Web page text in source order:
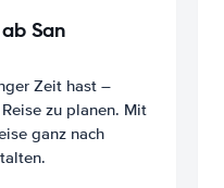
San
Zeit hast –
zu planen. Mit
ganz nach